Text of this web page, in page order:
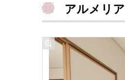
アルメリア